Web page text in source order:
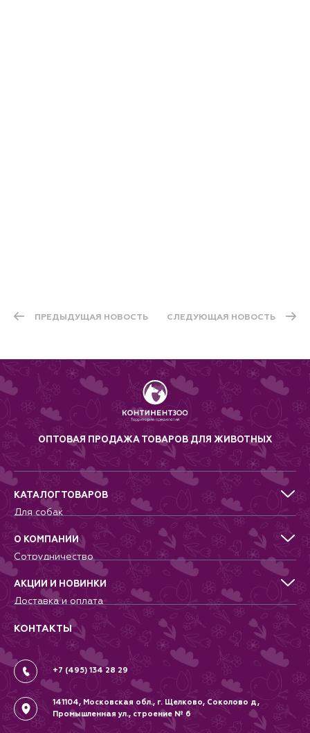
ПРЕДЫДУЩАЯ НОВОСТЬ СЛЕДУЮЩАЯ НОВОСТЬ
ОПТОВАЯ ПРОДАЖА ТОВАРОВ ДЛЯ ЖИВОТНЫХ
КАТАЛОГ ТОВАРОВ
Для собак
Для кошек
Для грызунов
Для птиц
Аквариумистика, пруд, море
Террариумистика
О КОМПАНИИ
Сотрудничество
Питомникам
Добрые дела
Новости
Контакты
Вопрос-Ответ
АКЦИИ И НОВИНКИ
Доставка и оплата
Гарантии и возврат
Вакансии
Политика
Соглашение
КОНТАКТЫ
+7 (495) 134 28 29
141104, Московская обл., г. Щелково, Соколово д,
Промышленная ул., строение № 6